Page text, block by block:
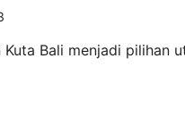
Kuta Bali menjadi